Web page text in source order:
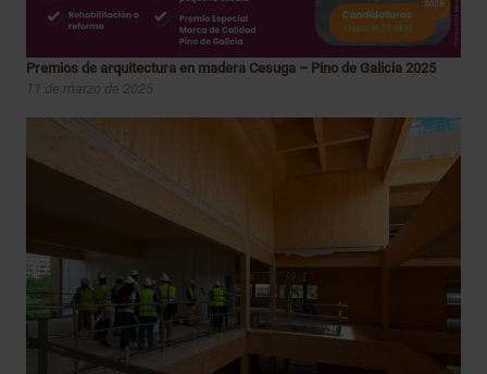
Premios de arquitectura en madera Cesuga – Pino de Galicia 2025
11 de marzo de 2025